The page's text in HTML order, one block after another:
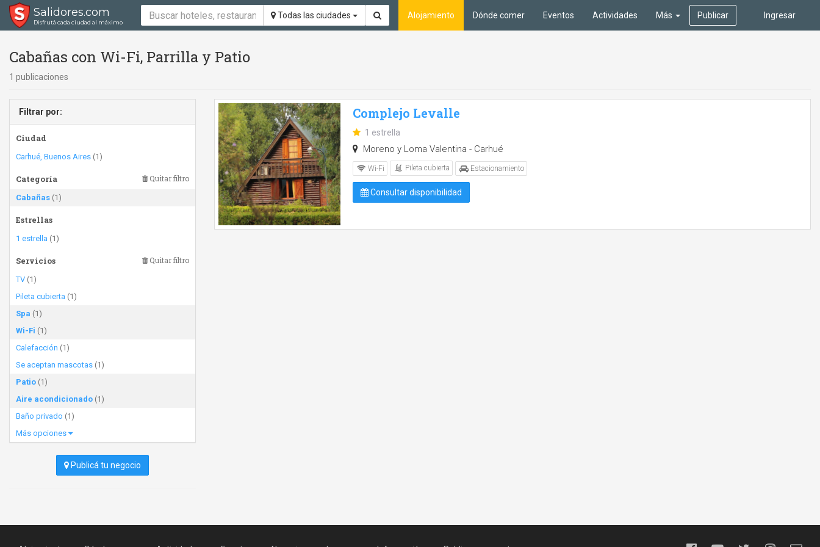
Salidores.com
Disfrutá cada ciudad al máximo
Todas las ciudades Ingresar
Alojamiento Dónde comer Eventos Actividades Más Publicar
Cabañas con Wi-Fi, Parrilla y Patio
1 publicaciones
Filtrar por:
Ciudad
Carhué, Buenos Aires (1)
Categoría Quitar filtro
Cabañas (1)
Estrellas
1 estrella (1)
Servicios Quitar filtro
TV (1)
Pileta cubierta (1)
Spa (1)
Wi-Fi (1)
Calefacción (1)
Se aceptan mascotas (1)
Patio (1)
Aire acondicionado (1)
Baño privado (1)
Más opciones
Publicá tu negocio
Complejo Levalle
1 estrella
Moreno y Loma Valentina - Carhué
Wi-Fi Pileta cubierta Estacionamiento
Consultar disponibilidad